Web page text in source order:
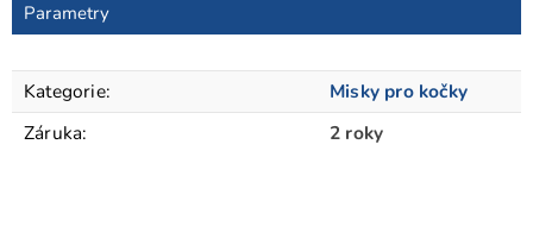
Parametry
Kategorie:
Misky pro kočky
Záruka: 2 roky